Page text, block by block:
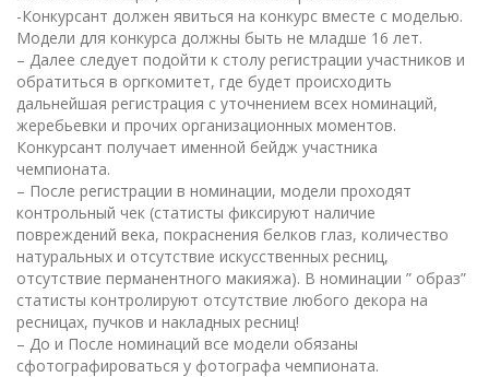
-Конкурсант должен явиться на конкурс вместе с моделью.
Модели для конкурса должны быть не младше 16 лет.
– Далее следует подойти к столу регистрации участников и
обратиться в оргкомитет, где будет происходить
дальнейшая регистрация с уточнением всех номинаций,
жеребьевки и прочих организационных моментов.
Конкурсант получает именной бейдж участника
чемпионата.
– После регистрации в номинации, модели проходят
контрольный чек (статисты фиксируют наличие
повреждений века, покраснения белков глаз, количество
натуральных и отсутствие искусственных ресниц,
отсутствие перманентного макияжа). В номинации ” образ”
статисты контролируют отсутствие любого декора на
ресницах, пучков и накладных ресниц!
– До и После номинаций все модели обязаны
сфотографироваться у фотографа чемпионата.